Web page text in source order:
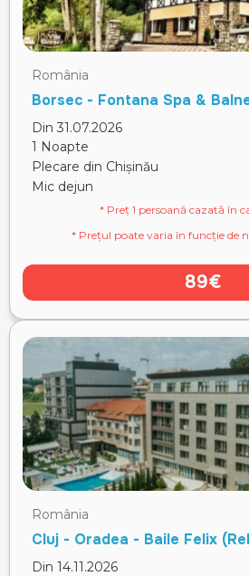
România
Borsec - Fontana Spa &
Din 31.07.2026
1 Noapte
Plecare din Chișinău
Mic dejun
* Preț 1 persoană cazată în
* Prețul poate varia în funcție de
89€
România
Cluj - Oradea - Baile Felix
Din 14.11.2026